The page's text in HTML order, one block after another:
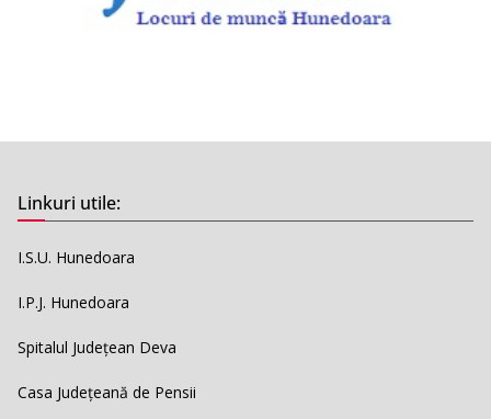
Linkuri utile:
I.S.U. Hunedoara
I.P.J. Hunedoara
Spitalul Județean Deva
Casa Județeană de Pensii